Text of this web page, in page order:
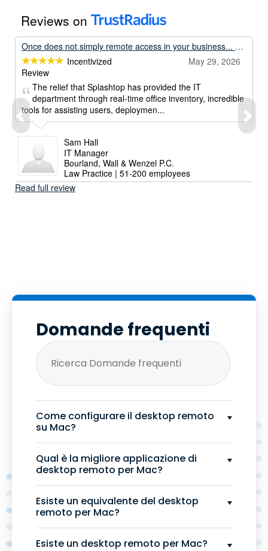
Reviews on
Once does not simply remote access in your business... Unless its with Splashtop.
Incentivized
Review
May 29, 2026
The relief that Splashtop has provided the IT
department through real-time office inventory, incredible
tools for assisting users, deploymen...
Sam Hall
IT Manager
Bourland, Wall & Wenzel P.C.
Law Practice | 51-200 employees
Read full review
Domande frequenti
Come configurare il desktop remoto
su Mac?
Qual è la migliore applicazione di
desktop remoto per Mac?
Esiste un equivalente del desktop
remoto per Mac?
Esiste un desktop remoto per Mac?